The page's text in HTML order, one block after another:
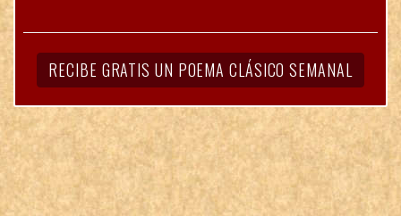
RECIBE GRATIS UN POEMA CLÁSICO SEMANAL